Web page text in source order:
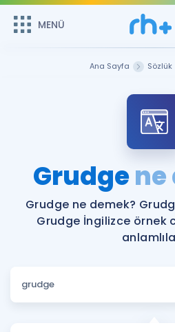
MENÜ
Şifremi
ÜYE
Sepetin Şu
Remzi Hoca ile seni sınava
bekliyor!
MENÜ
Katılımcı Görüşleri
Faydalı Araçlar
Sözlük
Hakkımızda
Ana Sayfa Sözlük
Grudgene
Grudge ne demek?
Grudge İngilizce örnek